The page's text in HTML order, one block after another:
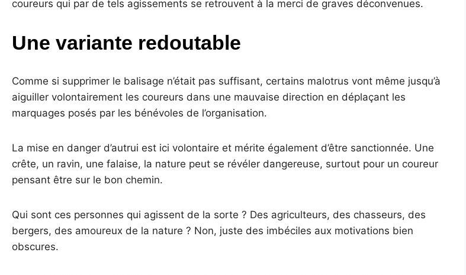
coureurs qui par de tels agissements se retrouvent à la merci de graves déconvenues.
Une variante redoutable
Comme si supprimer le balisage n’était pas suffisant, certains malotrus vont même jusqu’à
aiguiller volontairement les coureurs dans une mauvaise direction en déplaçant les
marquages posés par les bénévoles de l’organisation.
La mise en danger d’autrui est ici volontaire et mérite également d’être sanctionnée. Une
crête, un ravin, une falaise, la nature peut se révéler dangereuse, surtout pour un coureur
pensant être sur le bon chemin.
Qui sont ces personnes qui agissent de la sorte ? Des agriculteurs, des chasseurs, des
bergers, des amoureux de la nature ? Non, juste des imbéciles aux motivations bien
obscures.